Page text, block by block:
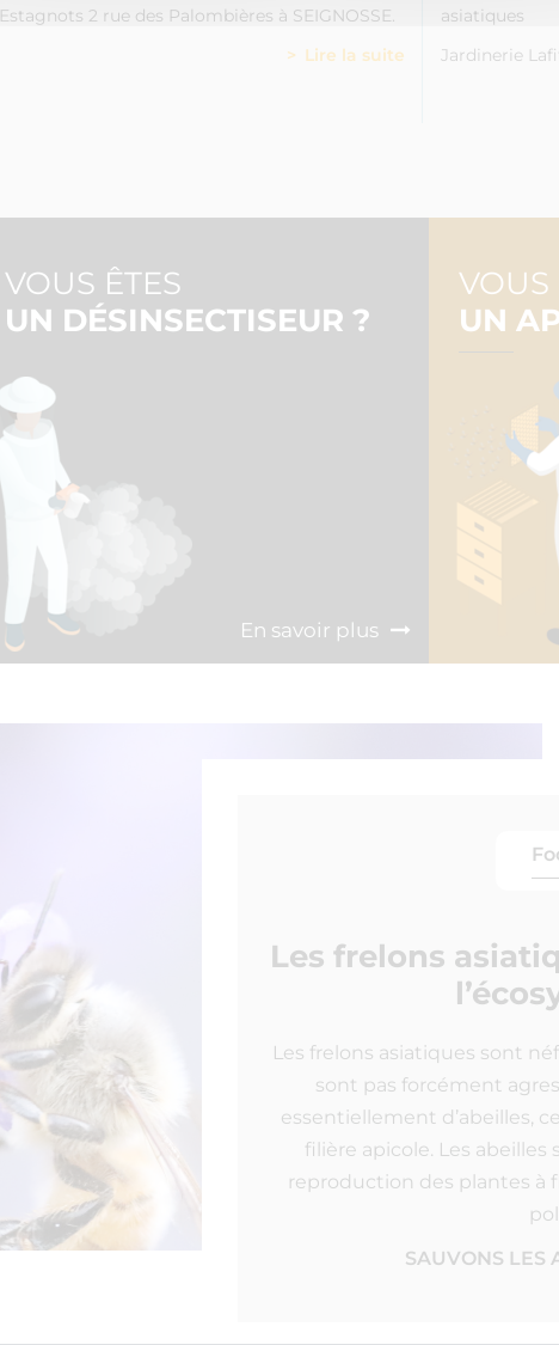
Estagnots 2 rue des Palombières à SEIGNOSSE.
Lire la suite
asiatiques
Jardinerie
VOUS ÊTES
UN DÉSINSECTISEUR ?
En savoir plus
VOUS
UN
Les frelons
Les frelons asiatiques sont
sont pas forcément
essentiellement d’abeilles,
filière apicole. Les
reproduction des plantes à
SAUVONS LES